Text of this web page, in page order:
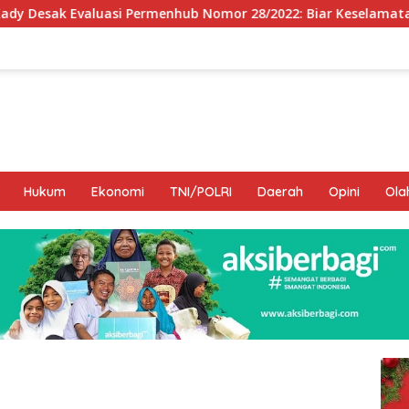
Nomor 28/2022: Biar Keselamatan Pelayaran Tak Lagi
Hukum Ekonomi TNI/POLRI Daerah Opini